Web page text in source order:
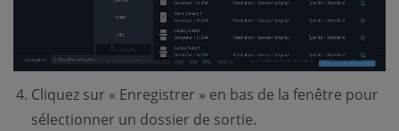
Cliquez sur « Enregistrer » en bas de la fenêtre pour
sélectionner un dossier de sortie.